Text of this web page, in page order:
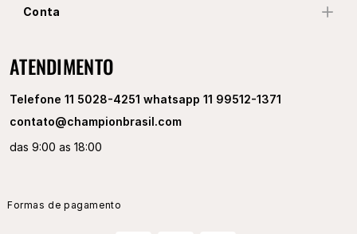
Conta
ATENDIMENTO
Telefone 11 5028-4251 whatsapp 11 99512-1371
contato@championbrasil.com
das 9:00 as 18:00
Formas de pagamento